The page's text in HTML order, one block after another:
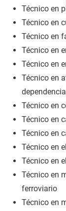
Técnico en
Técnico en
Técnico en
Técnico en
Técnico en
Técnico en
dependencia
Técnico en
Técnico en
Técnico en
Técnico en
Técnico en
Técnico en
ferroviario
Técnico en